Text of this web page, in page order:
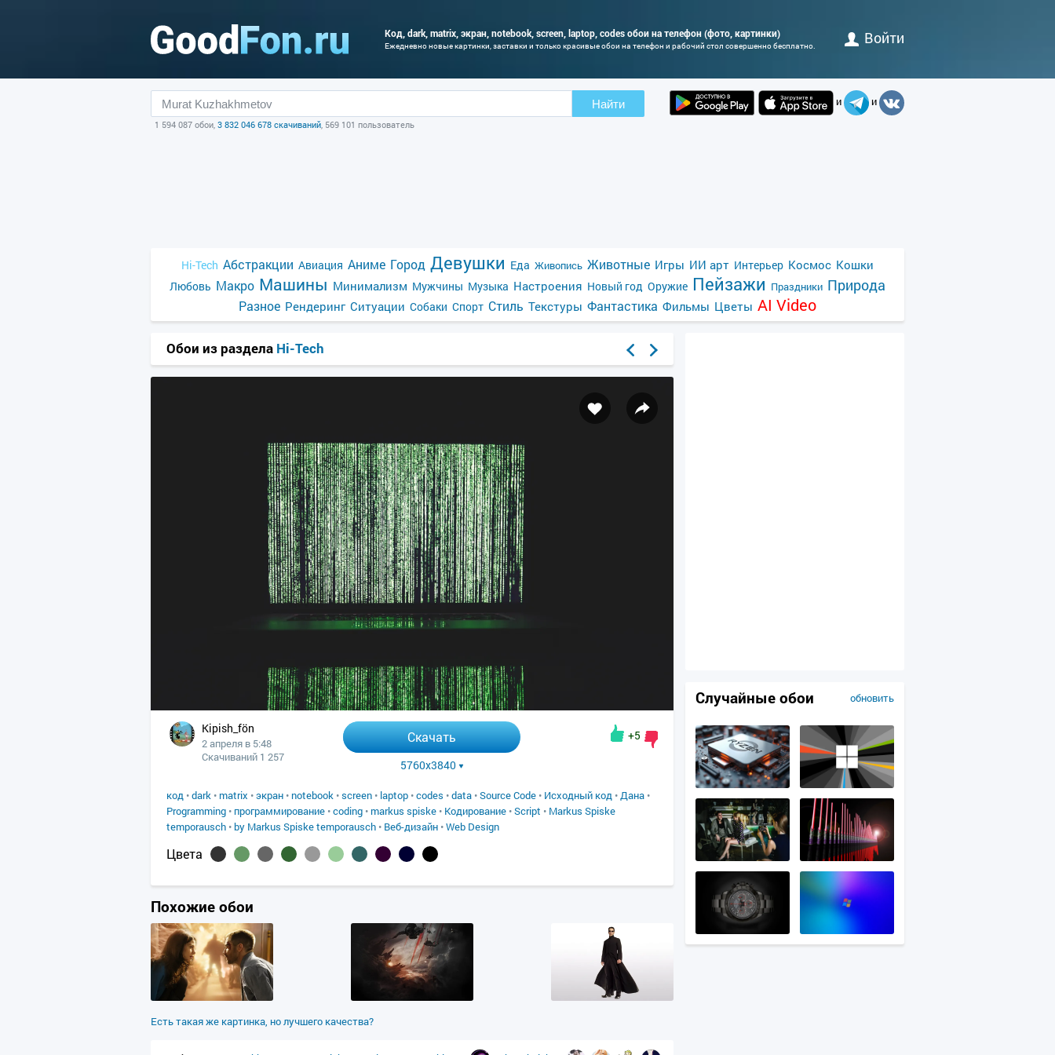
Код, dark, matrix, экран, notebook, screen, laptop, codes обои на телефон (фото, картинки)
Ежедневно новые картинки, заставки и только красивые обои на телефон и рабочий стол совершенно бесплатно. Войти
Найти
1 594 087 обои, 3 832 046 678 скачиваний, 569 101 пользователь
и и
Hi-Tech Абстракции Авиация Аниме Город Девушки Еда Живопись Животные Игры ИИ арт Интерьер Космос Кошки
Любовь Макро Машины Минимализм Мужчины Музыка Настроения Новый год Оружие Пейзажи Праздники Природа
Разное Рендеринг Ситуации Собаки Спорт Стиль Текстуры Фантастика Фильмы Цветы AI Video
Обои из раздела Hi-Tech
Kipish_fön
2 апреля в 5:48
Скачиваний 1 257
Скачать
5760x3840
+5
код •dark • matrix •экран • notebook •screen • laptop •codes •data •Source Code • Исходный код •Дана •
Programming • программирование •coding • markus spiske • Кодирование •Script • Markus Spiske
temporausch • by Markus Spiske temporausch • Веб-дизайн •Web Design
Цвета
Похожие обои
Есть такая же картинка, но лучшего качества?
обновить
Случайные обои